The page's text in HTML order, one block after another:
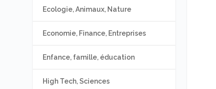
Ecologie, Animaux, Nature
Economie, Finance, Entreprises
Enfance, famille, éducation
High Tech, Sciences